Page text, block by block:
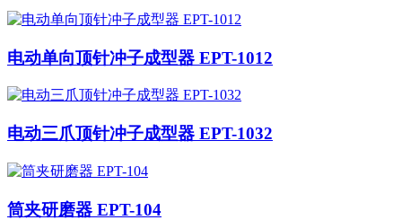
电动单向顶针冲子成型器 EPT-1012
电动三爪顶针冲子成型器 EPT-1032
筒夹研磨器 EPT-104